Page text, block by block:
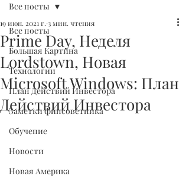
Все посты
Большая Картина
Технологии
План Действий Инвестора
Заметки финсоветника
Обучение
Новости
Новая Америка
Все посты
Prime Day, Неделя
Lordstown, Новая
Microsoft Windows: План
Действий Инвестора
19 июн. 2021 г. 3 мин. чтения